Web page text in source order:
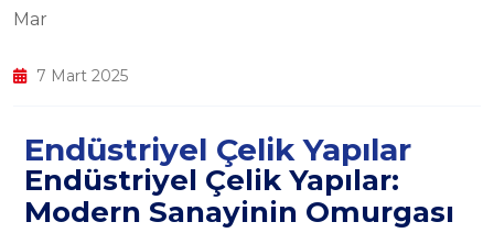
Mar
7 Mart 2025
Endüstriyel Çelik Yapılar
Endüstriyel Çelik Yapılar:
Modern Sanayinin Omurgası